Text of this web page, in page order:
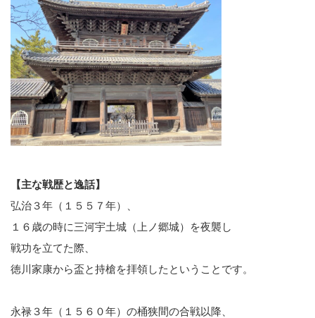
【主な戦歴と逸話】
弘治３年（１５５７年）、
１６歳の時に三河宇土城（上ノ郷城）を夜襲し
戦功を立てた際、
徳川家康から盃と持槍を拝領したということです。
永禄３年（１５６０年）の桶狭間の合戦以降、